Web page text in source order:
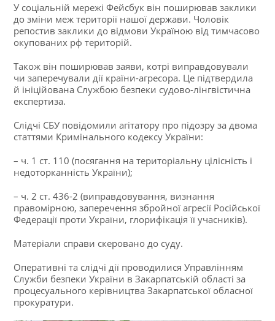
У соціальній мережі Фейсбук він поширював заклики
до зміни меж території нашої держави. Чоловік
репостив заклики до відмови Україною від тимчасово
окупованих рф територій.
Також він поширював заяви, котрі виправдовували
чи заперечували дії країни-агресора. Це підтвердила
й ініційована Службою безпеки судово-лінгвістична
експертиза.
Слідчі СБУ повідомили агітатору про підозру за двома
статтями Кримінального кодексу України:
– ч. 1 ст. 110 (посягання на територіальну цілісність і
недоторканність України);
– ч. 2 ст. 436-2 (виправдовування, визнання
правомірною, заперечення збройної агресії Російської
Федерації проти України, глорифікація її учасників).
Матеріали справи скеровано до суду.
Оперативні та слідчі дії проводилися Управлінням
Служби безпеки України в Закарпатській області за
процесуального керівництва Закарпатської обласної
прокуратури.